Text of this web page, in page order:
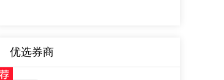
优选券商